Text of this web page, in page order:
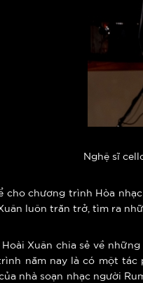
Nghệ sĩ
cho chương trình Hòa
luôn trăn trở, tìm ra
Xuân chia sẻ về
năm nay là có một
nhà soạn nhạc người